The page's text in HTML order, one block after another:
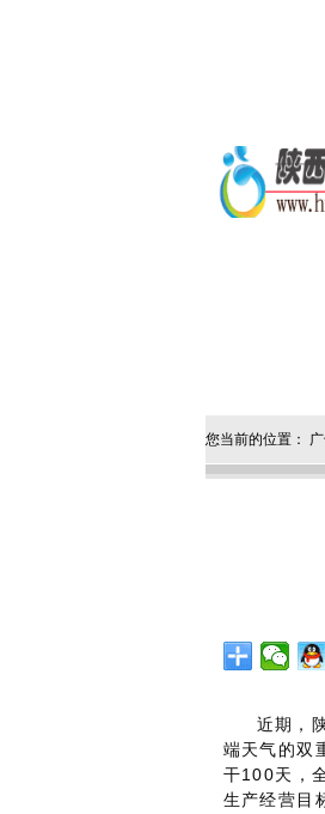
您当前的位置：
近期，
端天气的双
干100天，
生产经营目